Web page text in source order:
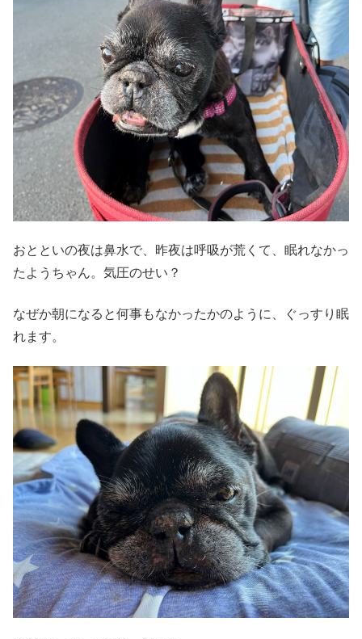
おとといの夜は鼻水で、昨夜は呼吸が荒くて、眠れなかっ
たようちゃん。気圧のせい？
なぜか朝になると何事もなかったかのように、ぐっすり眠
れます。